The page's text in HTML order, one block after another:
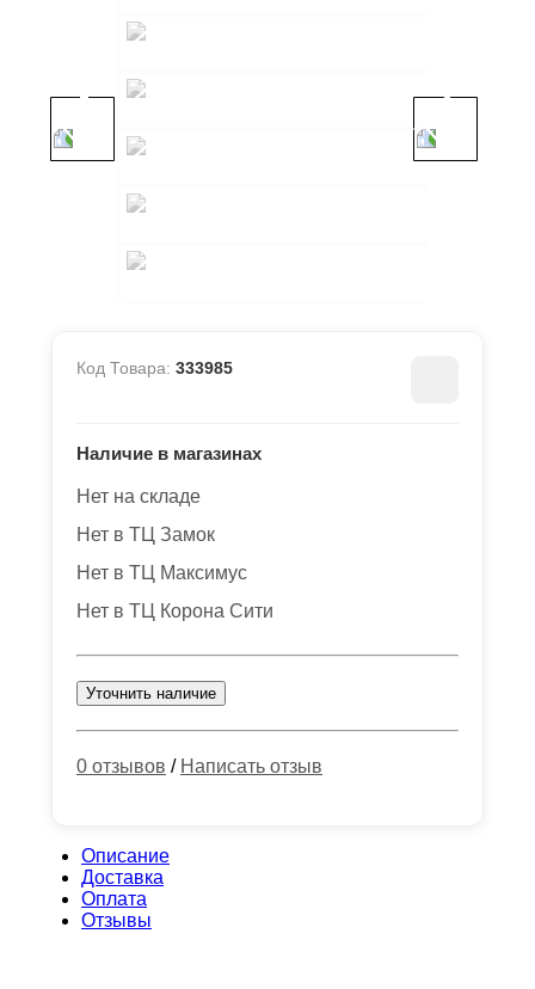
Код Товара: 333985
Наличие в магазинах
Нет на складе
Нет в ТЦ Замок
Нет в ТЦ Максимус
Нет в ТЦ Корона Сити
Уточнить наличие
0 отзывов / Написать отзыв
Описание
Доставка
Оплата
Отзывы